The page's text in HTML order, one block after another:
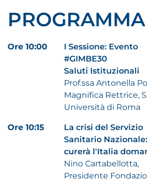
PROGRAMMA
Ore 10:00
I Sessione: Evento
#GIMBE30
Saluti Istituzionali
Prof.ssa Antonella
Magnifica Rettrice,
Università di Roma
Ore 10:15
La crisi del Servizio
Sanitario
curerà l'Italia
Nino Cartabellotta,
Presidente